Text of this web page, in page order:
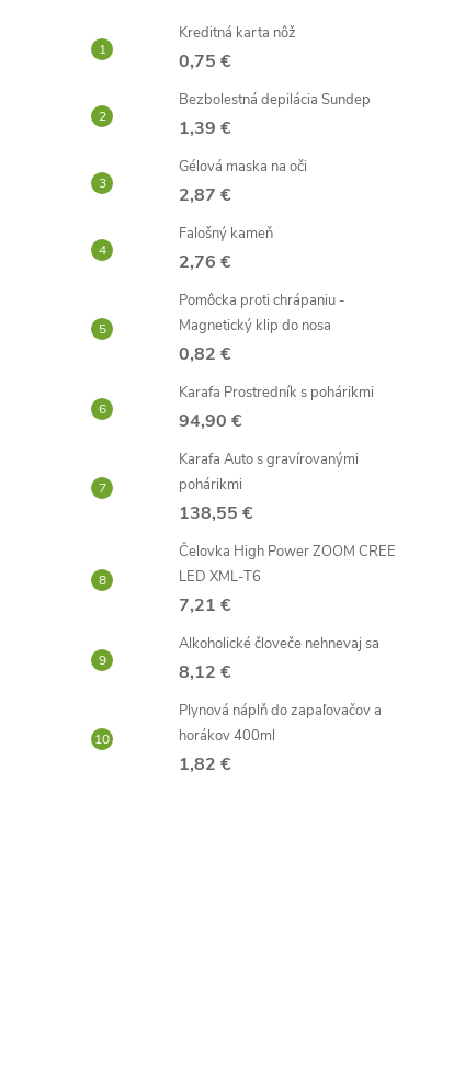
Kreditná karta nôž
0,75 €
Bezbolestná depilácia Sundep
1,39 €
Gélová maska ​​na oči
2,87 €
Falošný kameň
2,76 €
Pomôcka proti chrápaniu -
Magnetický klip do nosa
0,82 €
Karafa Prostredník s pohárikmi
94,90 €
Karafa Auto s gravírovanými
pohárikmi
138,55 €
Čelovka High Power ZOOM CREE
LED XML-T6
7,21 €
Alkoholické človeče nehnevaj sa
8,12 €
Plynová náplň do zapaľovačov a
horákov 400ml
1,82 €